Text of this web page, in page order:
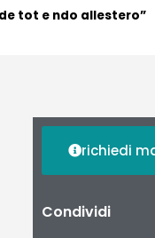
tot e ndo allestero”
richiedi
Condividi